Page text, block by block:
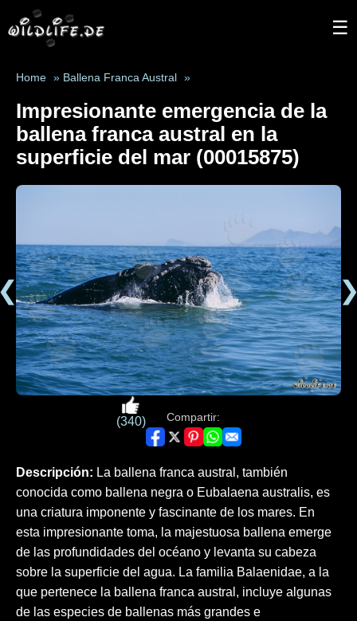
☰
Home » Ballena Franca Austral »
Impresionante emergencia de la
ballena franca austral en la
superficie del mar (00015875)
(340) Compartir:
Descripción: La ballena franca austral, también
conocida como ballena negra o Eubalaena australis, es
una criatura imponente y fascinante de los mares. En
esta impresionante toma, la majestuosa ballena emerge
de las profundidades del océano y levanta su cabeza
sobre la superficie del agua. La familia Balaenidae, a la
que pertenece la ballena franca austral, incluye algunas
de las especies de ballenas más grandes e